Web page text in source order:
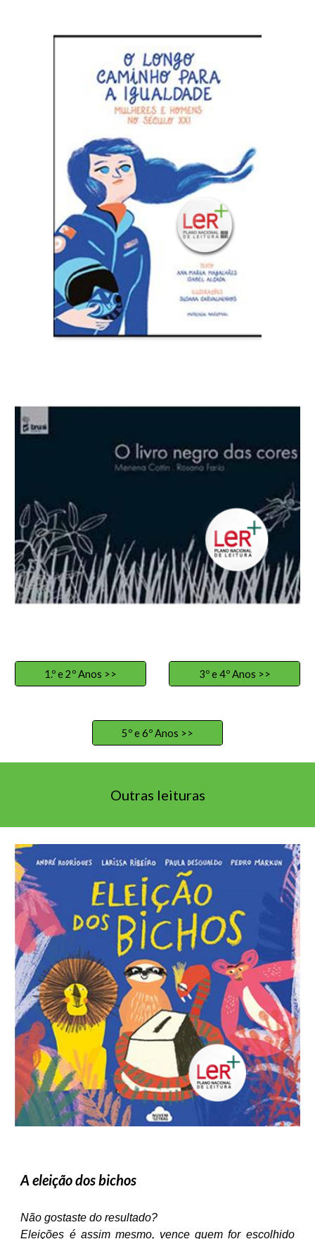
1.º e 2º Anos >> 3º e 4º Anos >>
5º e 6º Anos >>
Outras leituras
A eleição dos bichos
Não gostaste do resultado?
Eleições é assim mesmo, vence quem for escolhido